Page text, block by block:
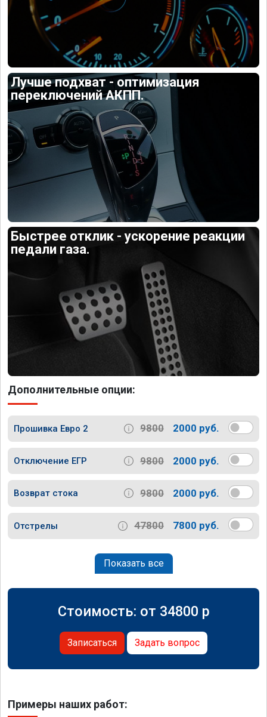
Лучше подхват - оптимизация
переключений АКПП.
Быстрее отклик - ускорение реакции
педали газа.
Дополнительные опции:
Прошивка Евро 2 9800 2000 руб.
Отключение ЕГР 9800 2000 руб.
Возврат стока 9800 2000 руб.
Отстрелы 47800 7800 руб.
Показать все
Стоимость: от 34800 p
Записаться Задать вопрос
Примеры наших работ: